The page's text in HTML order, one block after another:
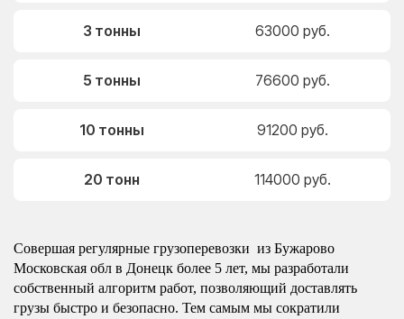
3 тонны 63000 руб.
5 тонны 76600 руб.
10 тонны 91200 руб.
20 тонн 114000 руб.
Совершая регулярные грузоперевозки из Бужарово
Московская обл в Донецк более 5 лет, мы разработали
собственный алгоритм работ, позволяющий доставлять
грузы быстро и безопасно. Тем самым мы сократили